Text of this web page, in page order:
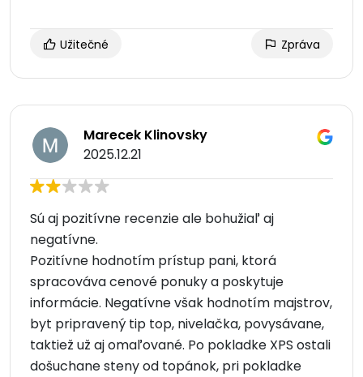
Užitečné Zpráva
Marecek Klinovsky
2025.12.21
Sú aj pozitívne recenzie ale bohužiaľ aj
negatívne.
Pozitívne hodnotím prístup pani, ktorá
spracováva cenové ponuky a poskytuje
informácie. Negatívne však hodnotím majstrov,
byt pripravený tip top, nivelačka, povysávane,
taktiež už aj omaľované. Po pokladke XPS ostali
došuchane steny od topánok, pri pokladke